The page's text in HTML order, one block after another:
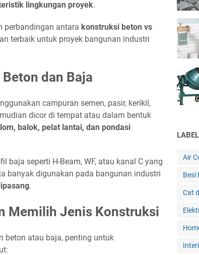
lingkungan proyek.
perbandingan antara konstruksi beton vs
terbaik untuk proyek bangunan industri
dan Baja
campuran semen, pasir, kerikil,
dicor di tempat atau dalam bentuk
balok, pelat lantai, dan pondasi
baja seperti H-Beam, WF, atau kanal C yang
banyak digunakan pada bangunan industri
.
Memilih Jenis Konstruksi
beton atau baja, penting untuk
LABEL
Air
Besi
Cat